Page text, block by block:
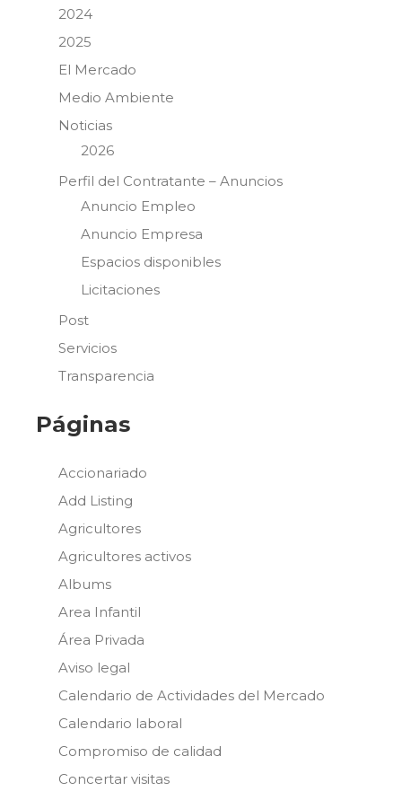
2024
2025
El Mercado
Medio Ambiente
Noticias
2026
Perfil del Contratante – Anuncios
Anuncio Empleo
Anuncio Empresa
Espacios disponibles
Licitaciones
Post
Servicios
Transparencia
Páginas
Accionariado
Add Listing
Agricultores
Agricultores activos
Albums
Area Infantil
Área Privada
Aviso legal
Calendario de Actividades del Mercado
Calendario laboral
Compromiso de calidad
Concertar visitas